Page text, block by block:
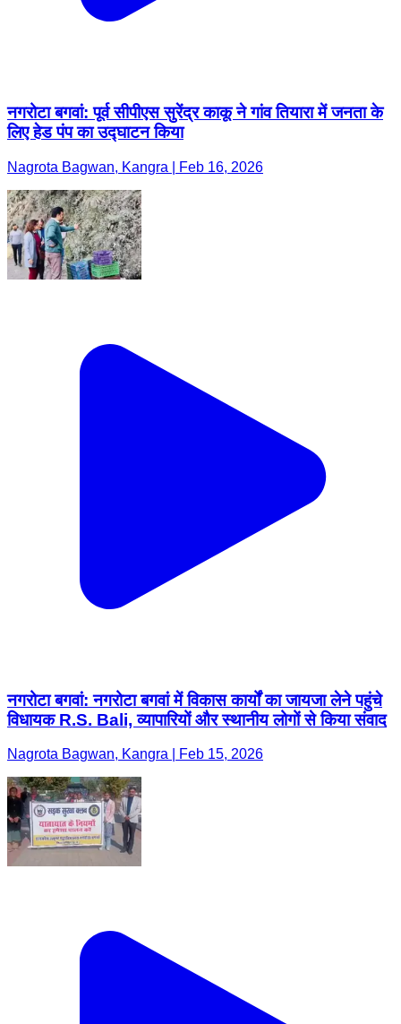
नगरोटा बगवां: पूर्व सीपीएस सुरेंद्र काकू ने गांव तियारा में जनता के
लिए हेड पंप का उद्घाटन किया
Nagrota Bagwan, Kangra | Feb 16, 2026
नगरोटा बगवां: नगरोटा बगवां में विकास कार्यों का जायजा लेने पहुंचे
विधायक R.S. Bali, व्यापारियों और स्थानीय लोगों से किया संवाद
Nagrota Bagwan, Kangra | Feb 15, 2026